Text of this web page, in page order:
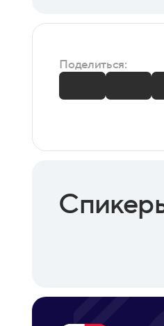
Поделиться: